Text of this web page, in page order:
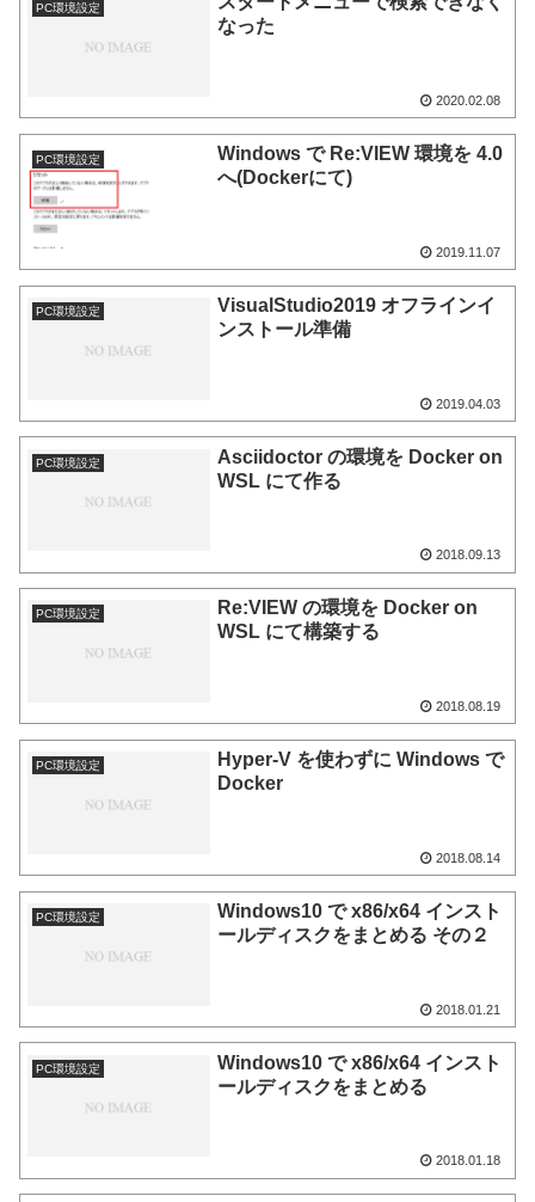
PC環境設定
なった
2020.02.08
PC環境設定
Windows で Re:VIEW 環境を 4.0
へ(Dockerにて)
2019.11.07
PC環境設定
VisualStudio2019 オフラインイ
ンストール準備
2019.04.03
PC環境設定
Asciidoctor の環境を Docker on
WSL にて作る
2018.09.13
PC環境設定
Re:VIEW の環境を Docker on
WSL にて構築する
2018.08.19
PC環境設定
Hyper-V を使わずに Windows で
Docker
2018.08.14
PC環境設定
Windows10 で x86/x64 インスト
ールディスクをまとめる その２
2018.01.21
PC環境設定
Windows10 で x86/x64 インスト
ールディスクをまとめる
2018.01.18